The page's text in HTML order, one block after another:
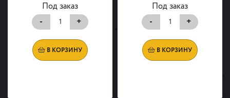
Под заказ
-
+
В КОРЗИНУ
Под заказ
-
+
В КОРЗИНУ